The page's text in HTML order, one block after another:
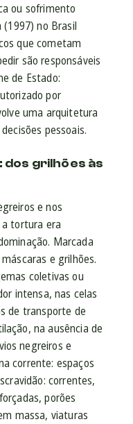
ou sofrimento
no Brasil
que cometam
são responsáveis
de Estado:
por
uma arquitetura
pessoais.
grilhões às
e nos
a tortura era
Marcada
e grilhões.
coletivas ou
intensa, nas celas
de transporte de
na ausência de
negreiros e
corrente: espaços
correntes,
porões
massa, viaturas